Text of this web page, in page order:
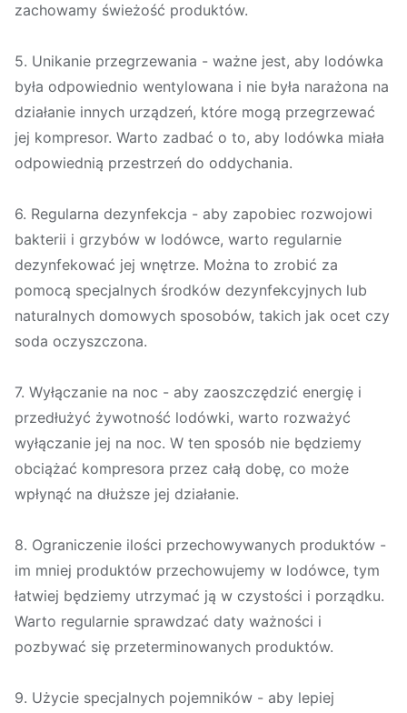
zachowamy świeżość produktów.
5. Unikanie przegrzewania - ważne jest, aby lodówka
była odpowiednio wentylowana i nie była narażona na
działanie innych urządzeń, które mogą przegrzewać
jej kompresor. Warto zadbać o to, aby lodówka miała
odpowiednią przestrzeń do oddychania.
6. Regularna dezynfekcja - aby zapobiec rozwojowi
bakterii i grzybów w lodówce, warto regularnie
dezynfekować jej wnętrze. Można to zrobić za
pomocą specjalnych środków dezynfekcyjnych lub
naturalnych domowych sposobów, takich jak ocet czy
soda oczyszczona.
7. Wyłączanie na noc - aby zaoszczędzić energię i
przedłużyć żywotność lodówki, warto rozważyć
wyłączanie jej na noc. W ten sposób nie będziemy
obciążać kompresora przez całą dobę, co może
wpłynąć na dłuższe jej działanie.
8. Ograniczenie ilości przechowywanych produktów -
im mniej produktów przechowujemy w lodówce, tym
łatwiej będziemy utrzymać ją w czystości i porządku.
Warto regularnie sprawdzać daty ważności i
pozbywać się przeterminowanych produktów.
9. Użycie specjalnych pojemników - aby lepiej